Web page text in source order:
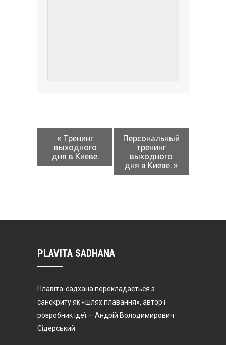
NAVIGATION
« Тренинг
выходного
дня в Киеве.
Персональный
тренинг
выходного
дня в Киеве. »
PLAVITA SADHANA
Плавіта-садхана перекладається з
санскриту як «шлях плавання», автор і
розробник ідеї — Андрій Володимирович
Сідерський.